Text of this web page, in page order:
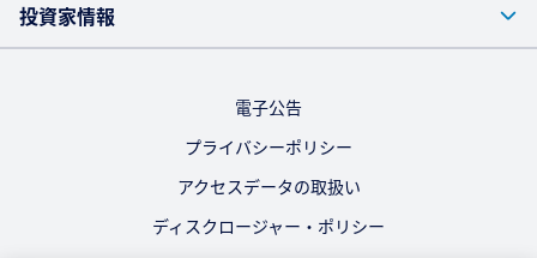
投資家情報
電子公告
プライバシーポリシー
アクセスデータの取扱い
ディスクロージャー・ポリシー